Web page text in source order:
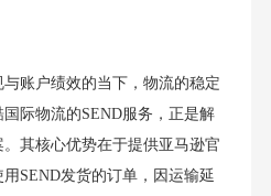
账户绩效的当下，物流的稳定
际物流的SEND服务，正是解
其核心优势在于提供亚马逊官
SEND发货的订单，因运输延